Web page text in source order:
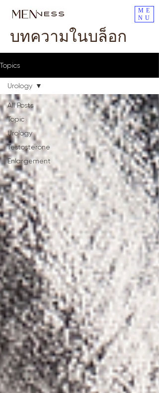
ME
NU
บทความในบล็อก
Topics
All Posts
Topic
Urology
Testosterone
Enlargement
Urology